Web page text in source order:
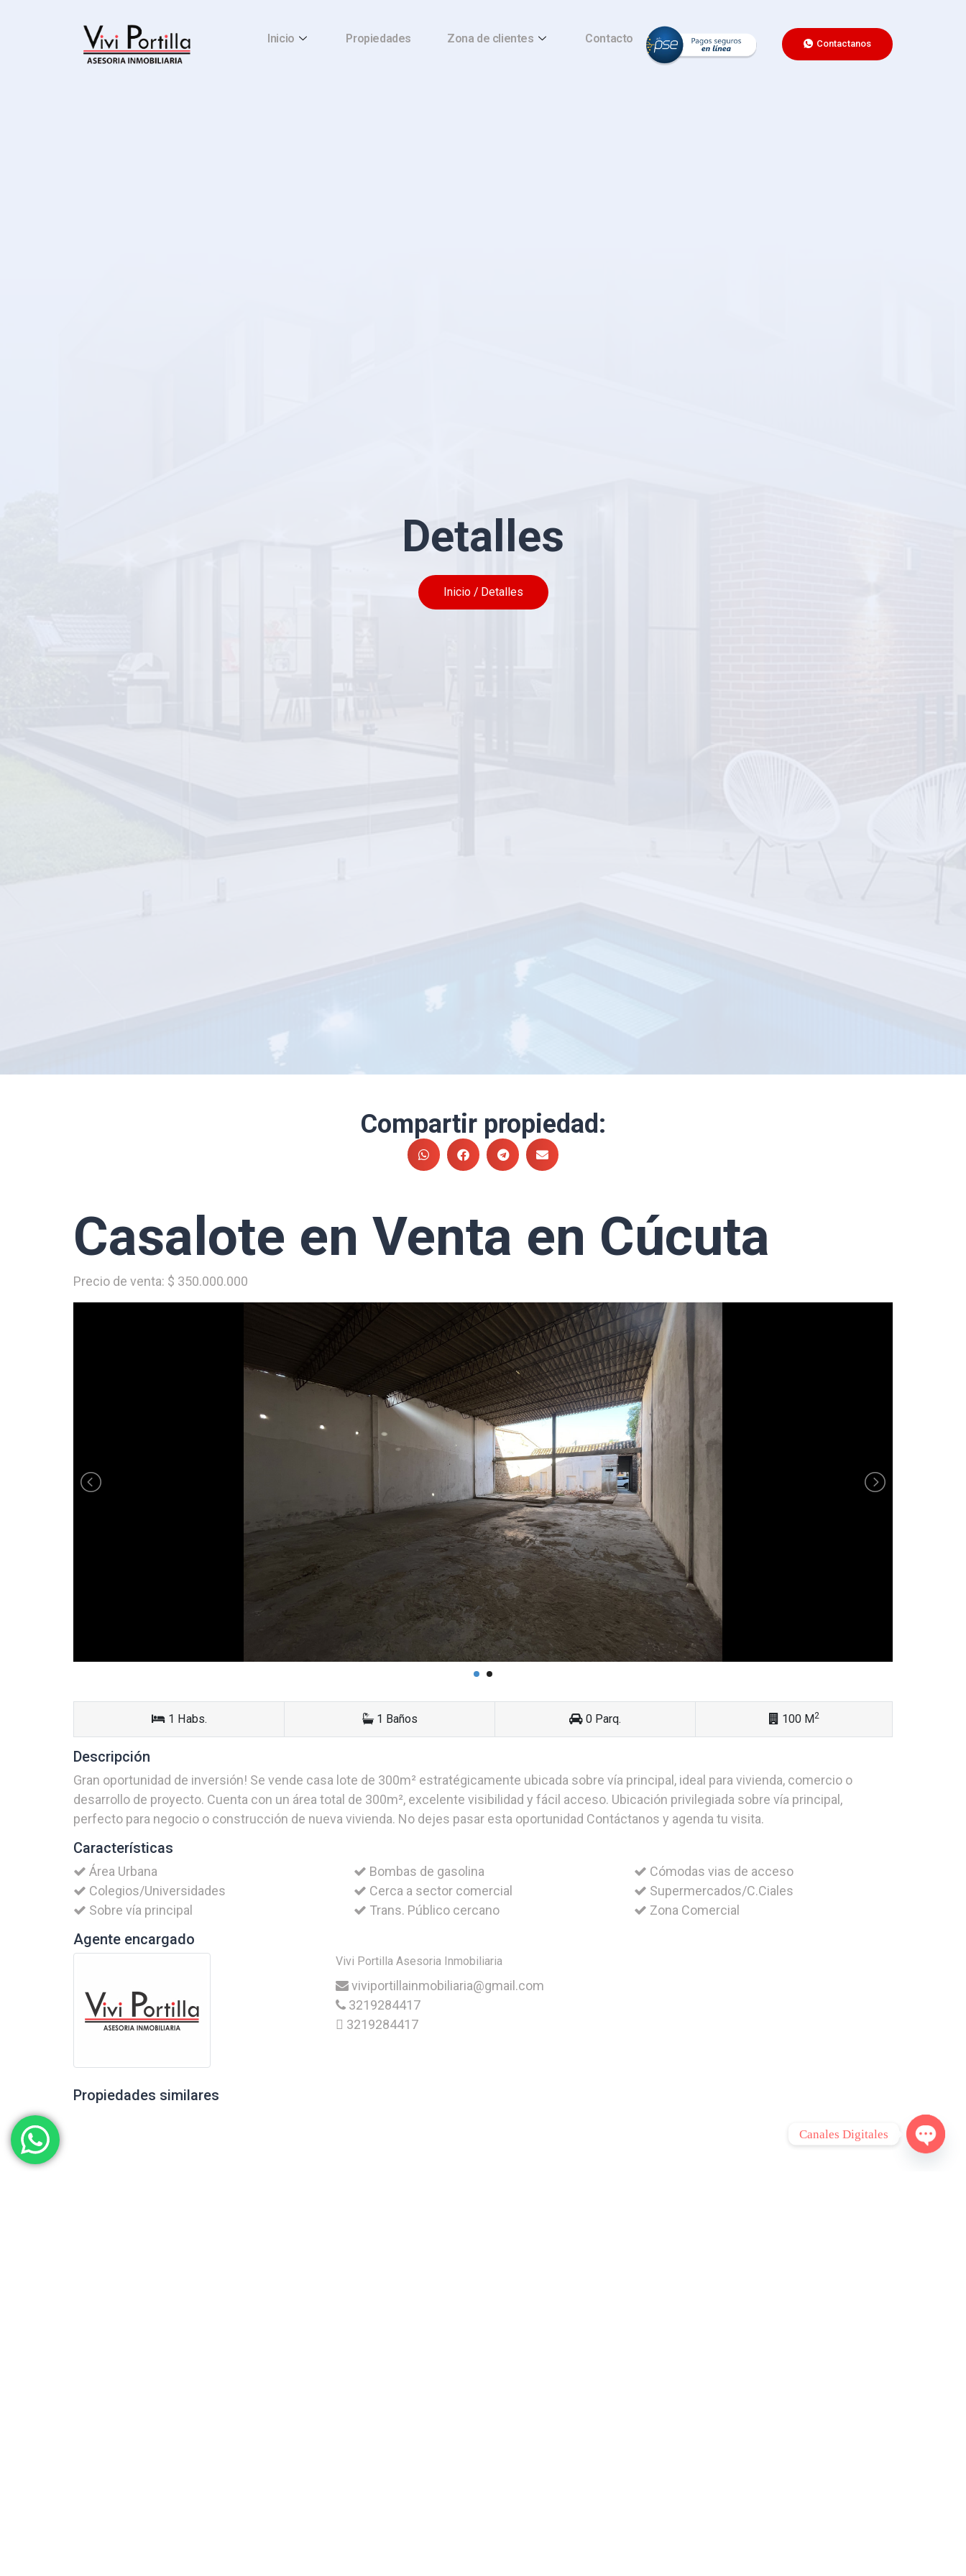
Inicio Propiedades Zona de clientes Contacto Contactanos
Detalles
Inicio / Detalles
Compartir propiedad:
Casalote en Venta en Cúcuta
Precio de venta: $ 350.000.000
1 Habs. 1 Baños 0 Parq. 100 M2
Descripción
Gran oportunidad de inversión! Se vende casa lote de 300m² estratégicamente ubicada sobre vía principal, ideal para vivienda, comercio o
desarrollo de proyecto. Cuenta con un área total de 300m², excelente visibilidad y fácil acceso. Ubicación privilegiada sobre vía principal,
perfecto para negocio o construcción de nueva vivienda. No dejes pasar esta oportunidad Contáctanos y agenda tu visita.
Características
Área Urbana Bombas de gasolina
Cómodas vias de acceso
Colegios/Universidades
Cerca a sector comercial
Supermercados/C.Ciales
Sobre vía principal
Trans. Público cercano Zona Comercial
Agente encargado
Vivi Portilla Asesoria Inmobiliaria
viviportillainmobiliaria@gmail.com
3219284417
3219284417
Propiedades similares
Canales Digitales